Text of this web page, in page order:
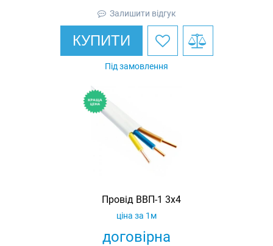
Залишити відгук
КУПИТИ
Під замовлення
Провід ВВП-1 3х4
договірна
ціна за 1м